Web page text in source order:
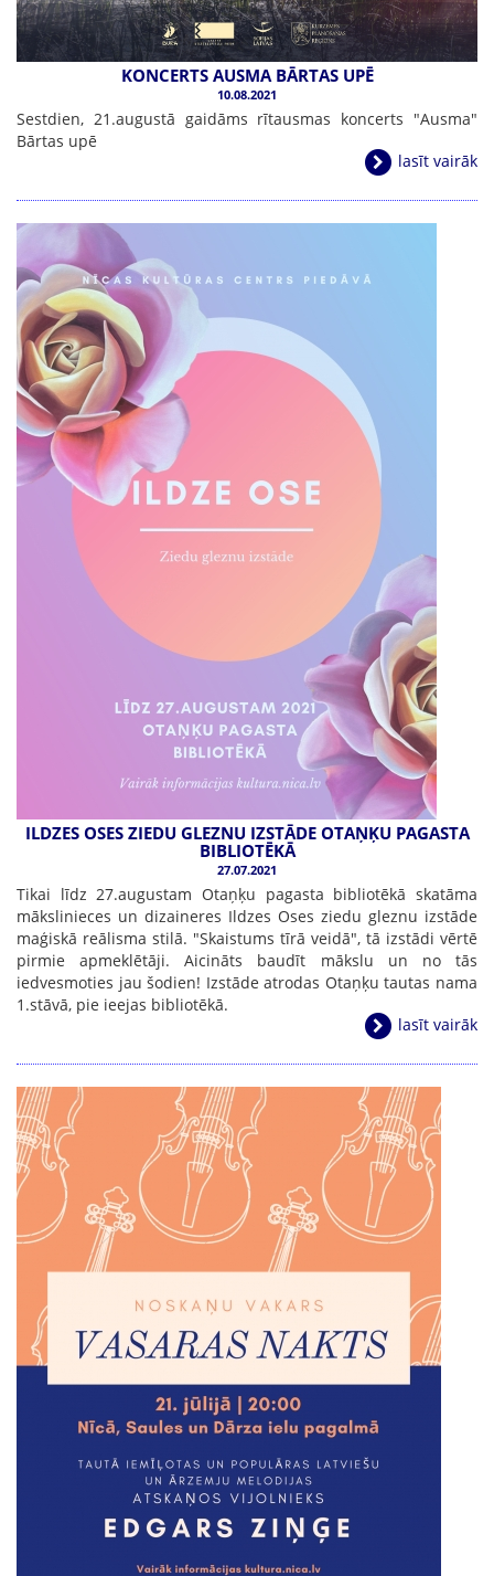
KONCERTS AUSMA BĀRTAS UPĒ
10.08.2021
Sestdien, 21.augustā gaidāms rītausmas koncerts "Ausma"
Bārtas upē
lasīt vairāk
ILDZES OSES ZIEDU GLEZNU IZSTĀDE OTAŅĶU PAGASTA
BIBLIOTĒKĀ
27.07.2021
Tikai līdz 27.augustam Otaņķu pagasta bibliotēkā skatāma
mākslinieces un dizaineres Ildzes Oses ziedu gleznu izstāde
maģiskā reālisma stilā. "Skaistums tīrā veidā", tā izstādi vērtē
pirmie apmeklētāji. Aicināts baudīt mākslu un no tās
iedvesmoties jau šodien! Izstāde atrodas Otaņķu tautas nama
1.stāvā, pie ieejas bibliotēkā.
lasīt vairāk